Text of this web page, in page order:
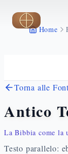
Vai al
Home
Torna alle
Antico
La Bibbia come
Testo parallelo: